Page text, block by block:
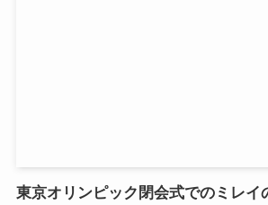
東京オリンピック閉会式でのミレイ